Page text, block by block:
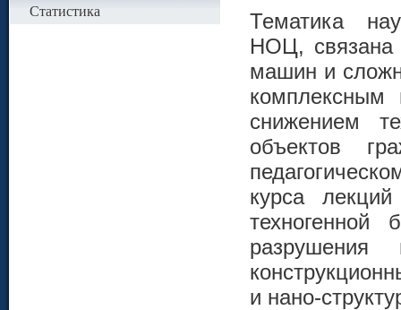
Тематика
НОЦ, связана
машин и
комплексным
снижением
объектов
курса
техногенной
и нано-
Статистика